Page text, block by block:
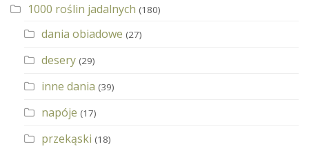
1000 roślin jadalnych (180)
dania obiadowe (27)
desery (29)
inne dania (39)
napóje (17)
przekąski (18)